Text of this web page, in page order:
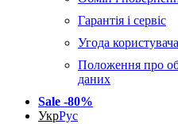
Гарантія і сервіс
Угода користувача
Положення про
даних
Sale -80%
УкрРус